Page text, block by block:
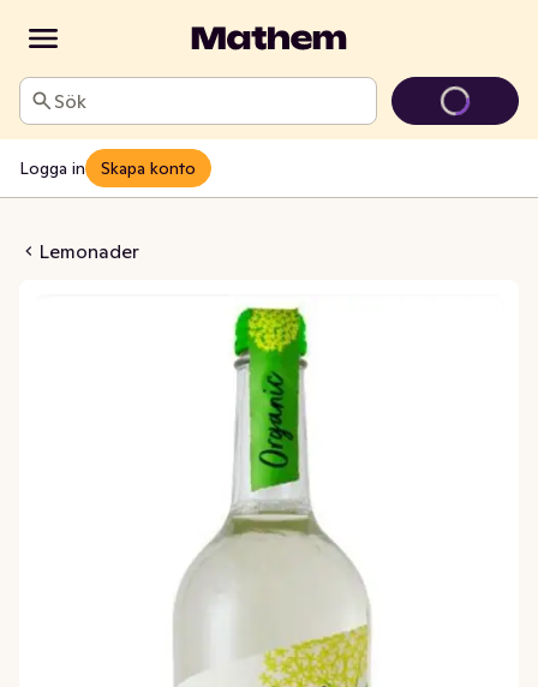
Sök
Logga in Skapa konto
Lemonader
Mousserande EKO